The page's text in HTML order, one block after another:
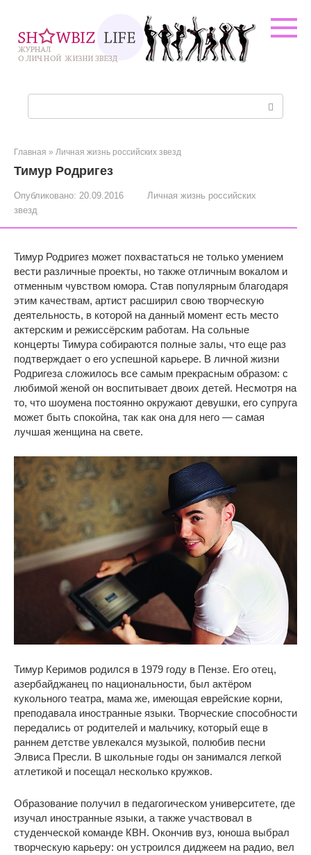
контенту
Главная » Личная жизнь российских звезд
Тимур Родригез
Опубликовано: 20.09.2016
Личная жизнь российских
звезд
Тимур Родригез может похвастаться не только умением
вести различные проекты, но также отличным вокалом и
отменным чувством юмора. Став популярным благодаря
этим качествам, артист расширил свою творческую
деятельность, в которой на данный момент есть место
актерским и режиссёрским работам. На сольные
концерты Тимура собираются полные залы, что еще раз
подтверждает о его успешной карьере. В личной жизни
Родригеза сложилось все самым прекрасным образом: с
любимой женой он воспитывает двоих детей. Несмотря на
то, что шоумена постоянно окружают девушки, его супруга
может быть спокойна, так как она для него — самая
лучшая женщина на свете.
Тимур Керимов родился в 1979 году в Пензе. Его отец,
азербайджанец по национальности, был актёром
кукольного театра, мама же, имеющая еврейские корни,
преподавала иностранные языки. Творческие способности
передались от родителей и мальчику, который еще в
раннем детстве увлекался музыкой, полюбив песни
Элвиса Пресли. В школьные годы он занимался легкой
атлетикой и посещал несколько кружков.
Образование получил в педагогическом университете, где
изучал иностранные языки, а также участвовал в
студенческой команде КВН. Окончив вуз, юноша выбрал
творческую карьеру: он устроился диджеем на радио, вел